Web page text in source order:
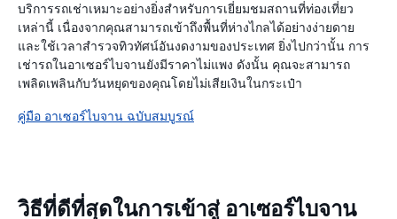
บริการรถเช่าเหมาะอย่างยิ่งสำหรับการเยี่ยมชมสถานที่ท่องเที่ยว
เหล่านี้ เนื่องจากคุณสามารถเข้าถึงพื้นที่ห่างไกลได้อย่างง่ายดาย
และใช้เวลาสำรวจทิวทัศน์อันงดงามของประเทศ ยิ่งไปกว่านั้น การ
เช่ารถในอาเซอร์ไบจานยังมีราคาไม่แพง ดังนั้น คุณจะสามารถ
เพลิดเพลินกับวันหยุดของคุณโดยไม่เสียเงินในกระเป๋า
คู่มือ อาเซอร์ไบจาน ฉบับสมบูรณ์
วิธีที่ดีที่สุดในการเข้าสู่ อาเซอร์ไบจาน